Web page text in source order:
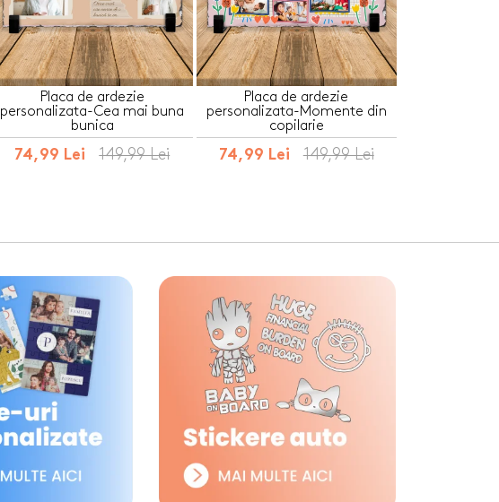
Placa de ardezie
personalizata-Cea mai buna
bunica
74,99 Lei 149,99 Lei
Placa de ardezie
personalizata-Momente din
copilarie
74,99 Lei 149,99 Lei